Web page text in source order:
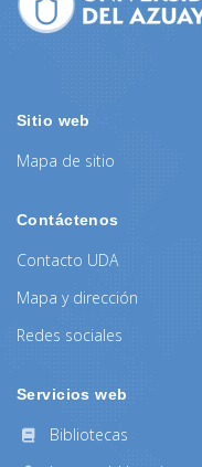
Sitio web
Mapa de sitio
Contáctenos
Contacto UDA
Mapa y dirección
Redes sociales
Servicios web
Bibliotecas